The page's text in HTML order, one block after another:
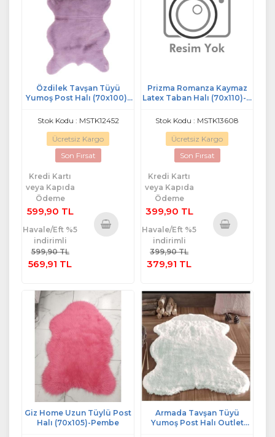
Özdilek Tavşan Tüyü
Yumoş Post Halı (70x100)-
Stok Kodu : MSTK12452
Ücretsiz Kargo
Son Fırsat
Kredi Kartı
veya Kapıda
Ödeme
599,90 TL
Havale/Eft %5
indirimli
599,90 TL
569,91 TL
Prizma Romanza Kaymaz
Latex Taban Halı (70x110)- ç
Stok Kodu : MSTK13608
Ücretsiz Kargo
Son Fırsat
Kredi Kartı
veya Kapıda
Ödeme
399,90 TL
Havale/Eft %5
indirimli
399,90 TL
379,91 TL
Giz Home Uzun Tüylü Post
Halı (70x105)-Pembe
Armada Tavşan Tüyü
Yumoş Post Halı Outlet